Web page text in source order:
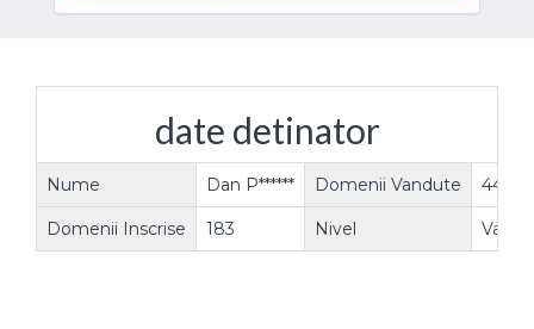
date detinator
Nume Dan P****** Domenii Vandute 44
Domenii Inscrise 183 Nivel